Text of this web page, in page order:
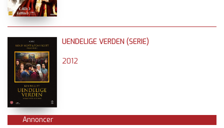
UENDELIGE VERDEN (SERIE)
2012
Annoncer